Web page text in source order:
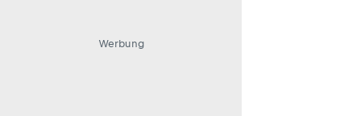
Werbung